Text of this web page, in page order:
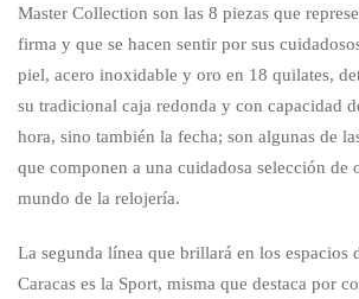
Master Collection son las 8 piezas que
firma y que se hacen sentir por sus
piel, acero inoxidable y oro en 18 quilates,
su tradicional caja redonda y con capacidad
hora, sino también la fecha; son algunas de
que componen a una cuidadosa selección de
mundo de la relojería.
La segunda línea que brillará en los espacios
Caracas es la Sport, misma que destaca por